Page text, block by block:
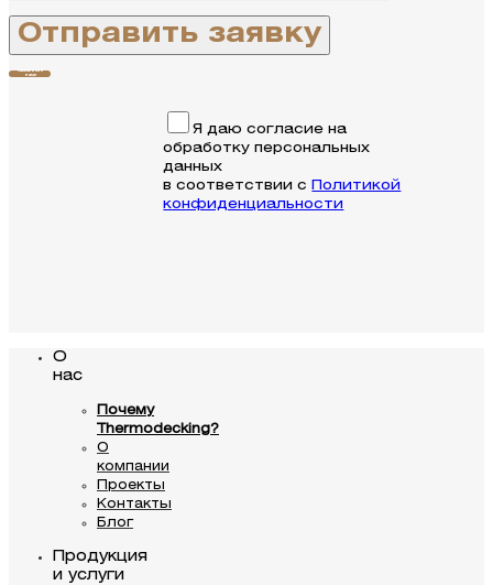
Связаться с
нами
Я даю согласие на
обработку персональных
данных
в соответствии с
Политикой
конфиденциальности
О
нас
Почему
Thermodecking?
О
компании
Проекты
Контакты
Блог
Продукция
и услуги